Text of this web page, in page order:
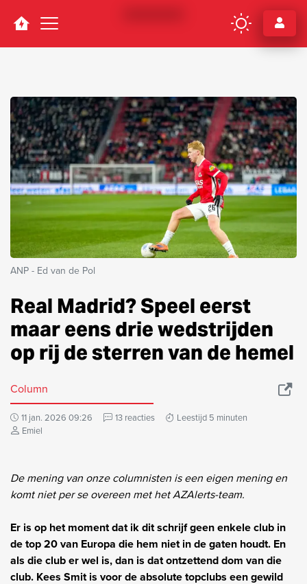
Navigation
ANP - Ed van de Pol
Real Madrid? Speel eerst
maar eens drie wedstrijden
op rij de sterren van de hemel
Column
11 jan. 2026 09:26 13 reacties
Leestijd 5 minuten
Emiel
De mening van onze columnisten is een eigen mening en
komt niet per se overeen met het AZAlerts-team.
Er is op het moment dat ik dit schrijf geen enkele club in
de top 20 van Europa die hem niet in de gaten houdt. En
als die club er wel is, dan is dat ontzettend dom van die
club. Kees Smit is voor de absolute topclubs een gewild